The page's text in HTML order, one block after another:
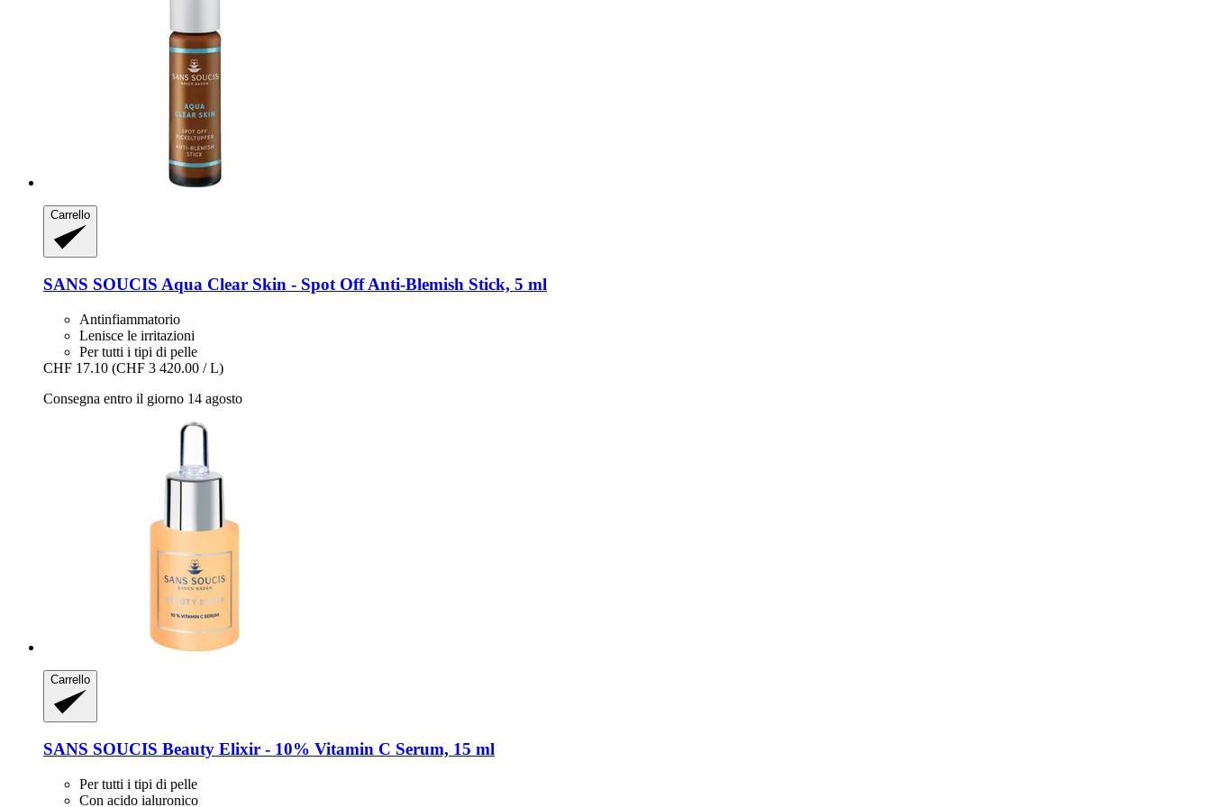
Carrello
SANS SOUCIS Aqua Clear Skin -​ Spot Off Anti-​Blemish Stick, 5 ml
Antinfiammatorio
Lenisce le irritazioni
Per tutti i tipi di pelle
CHF 17.10 (CHF 3 420.00 / L)
Consegna entro il giorno 14 agosto
Carrello
SANS SOUCIS Beauty Elixir -​ 10% Vitamin C Serum, 15 ml
Per tutti i tipi di pelle
Con acido ialuronico